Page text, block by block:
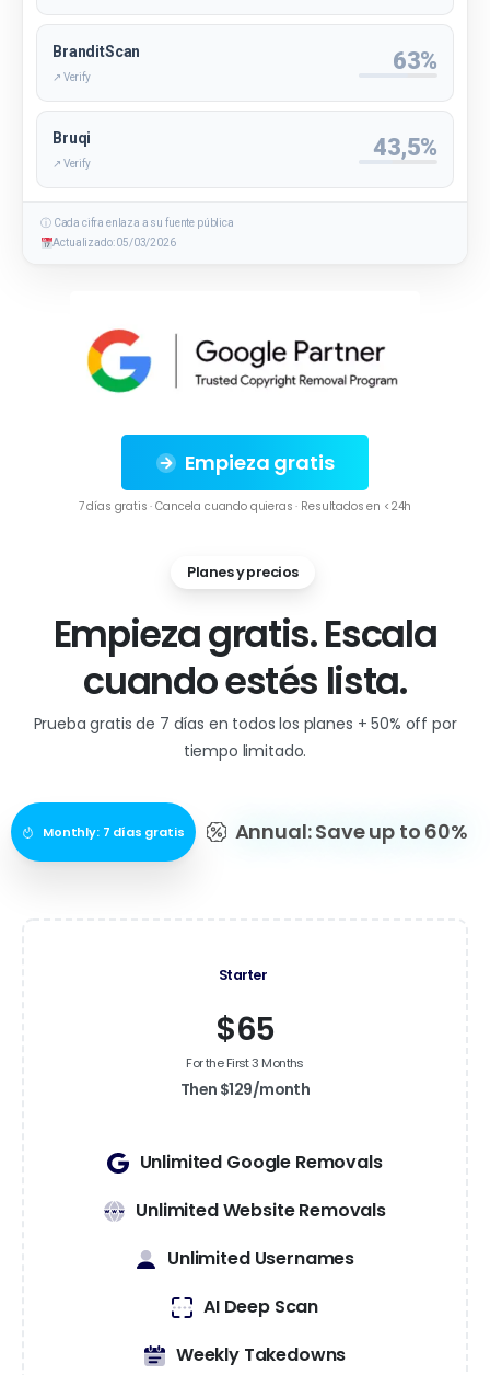
BranditScan
↗ Verify
63%
Bruqi
↗ Verify
43,5%
ⓘ Cada cifra enlaza a su fuente pública
Actualizado: 05/03/2026
Empieza gratis
7 días gratis · Cancela cuando quieras · Resultados en <24h
Planes y precios
Empieza gratis. Escala
cuando estés lista.
Prueba gratis de 7 días en todos los planes + 50% off por
tiempo limitado.
Monthly: 7 días gratis Annual: Save up to 60%
Starter
$65
For the First 3 Months
Then $129/month
Unlimited Google Removals
Unlimited Website Removals
Unlimited Usernames
AI Deep Scan
Weekly Takedowns